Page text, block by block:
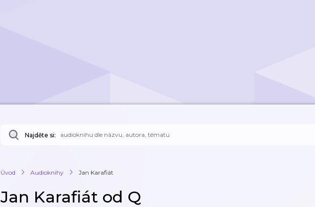
Najděte si:
Úvod Audioknihy Jan Karafiát
Jan Karafiát od Q